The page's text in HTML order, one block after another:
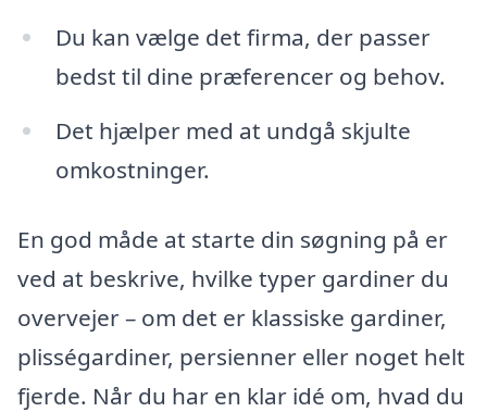
Du kan vælge det firma, der passer
bedst til dine præferencer og behov.
Det hjælper med at undgå skjulte
omkostninger.
En god måde at starte din søgning på er
ved at beskrive, hvilke typer gardiner du
overvejer – om det er klassiske gardiner,
plisségardiner, persienner eller noget helt
fjerde. Når du har en klar idé om, hvad du